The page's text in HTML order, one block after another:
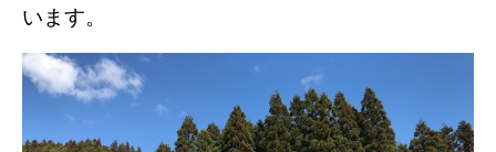
います。